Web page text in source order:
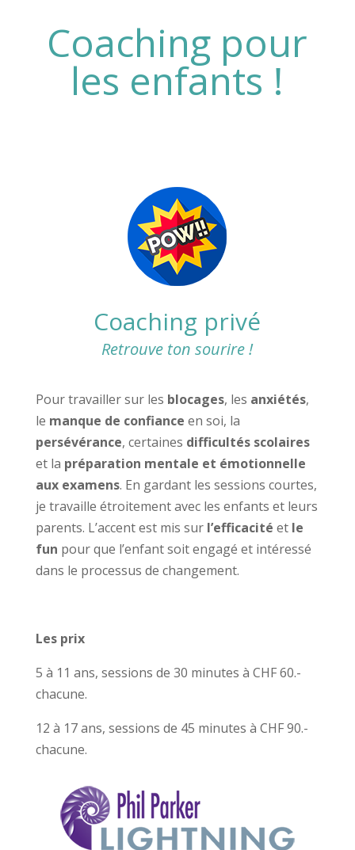
Coaching pour
les enfants !
Coaching privé
Retrouve ton sourire !
Pour travailler sur les blocages, les anxiétés,
le manque de confiance en soi, la
persévérance, certaines difficultés scolaires
et la préparation mentale et émotionnelle
aux examens. En gardant les sessions courtes,
je travaille étroitement avec les enfants et leurs
parents. L’accent est mis sur l’efficacité et le
fun pour que l’enfant soit engagé et intéressé
dans le processus de changement.
Les prix
5 à 11 ans, sessions de 30 minutes à CHF 60.-
chacune.
12 à 17 ans, sessions de 45 minutes à CHF 90.-
chacune.